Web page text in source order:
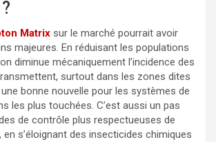
Matrix sur le marché pourrait avoir
majeures. En réduisant les populations
diminue mécaniquement l’incidence des
surtout dans les zones dites
une bonne nouvelle pour les systèmes de
les plus touchées. C’est aussi un pas
de contrôle plus respectueuses de
en s’éloignant des insecticides chimiques